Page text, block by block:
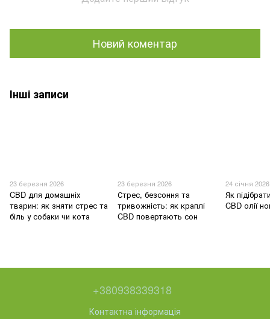
Новий коментар
Інші записи
23 березня 2026
CBD для домашніх
тварин: як зняти стрес та
біль у собаки чи кота
23 березня 2026
Стрес, безсоння та
тривожність: як краплі
CBD повертають сон
24 січня 2026
Як
CBD олії
+380938339318
Контактна інформація